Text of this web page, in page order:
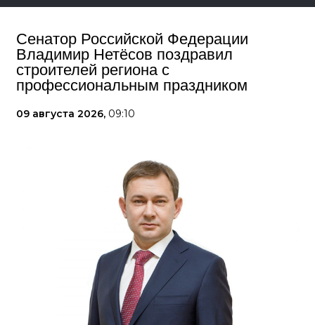
Сенатор Российской Федерации
Владимир Нетёсов поздравил
строителей региона с
профессиональным праздником
09 августа 2026, 09:10